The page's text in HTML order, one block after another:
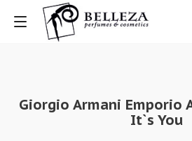
Giorgio Armani Emporio
It`s You